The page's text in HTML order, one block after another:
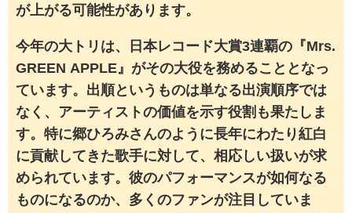
が上がる可能性があります。
今年の大トリは、日本レコード大賞3連覇の『Mrs.
GREEN APPLE』がその大役を務めることとなっ
ています。 出順というものは単なる出演順序では
なく、アーティストの価値を示す役割も果たしま
す。特に郷ひろみさんのように長年にわたり紅白
に貢献してきた歌手に対して、相応しい扱いが求
められています。彼のパフォーマンスが如何なる
ものになるのか、多くのファンが注目していま